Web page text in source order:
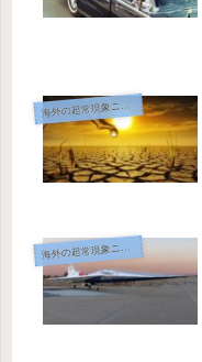
海
外の超常現象ニュース
海
外の超常現象ニュース